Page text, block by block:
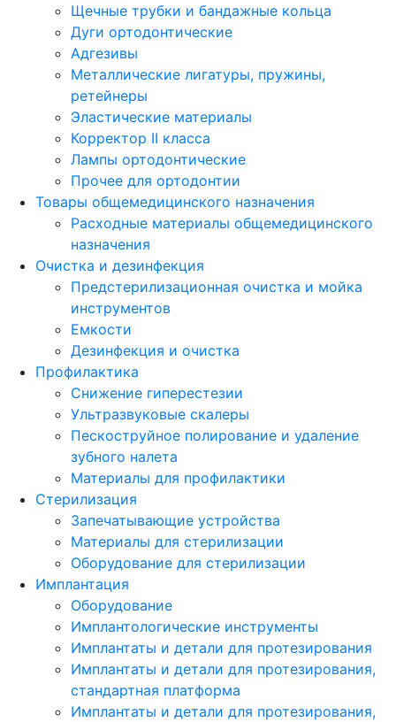
Щечные трубки и бандажные кольца
Дуги ортодонтические
Адгезивы
Металлические лигатуры, пружины,
ретейнеры
Эластические материалы
Корректор II класса
Лампы ортодонтические
Прочее для ортодонтии
Товары общемедицинского назначения
Расходные материалы общемедицинского
назначения
Очистка и дезинфекция
Предстерилизационная очистка и мойка
инструментов
Емкости
Дезинфекция и очистка
Профилактика
Снижение гиперестезии
Ультразвуковые скалеры
Пескоструйное полирование и удаление
зубного налета
Материалы для профилактики
Стерилизация
Запечатывающие устройства
Материалы для стерилизации
Оборудование для стерилизации
Имплантация
Оборудование
Имплантологические инструменты
Имплантаты и детали для протезирования
Имплантаты и детали для протезирования,
стандартная платформа
Имплантаты и детали для протезирования,